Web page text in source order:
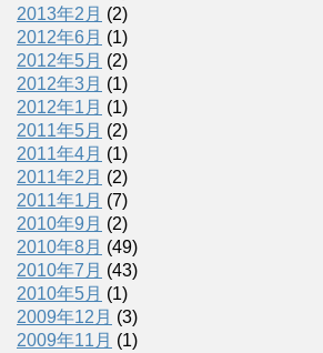
2013年2月 (2)
2012年6月 (1)
2012年5月 (2)
2012年3月 (1)
2012年1月 (1)
2011年5月 (2)
2011年4月 (1)
2011年2月 (2)
2011年1月 (7)
2010年9月 (2)
2010年8月 (49)
2010年7月 (43)
2010年5月 (1)
2009年12月 (3)
2009年11月 (1)